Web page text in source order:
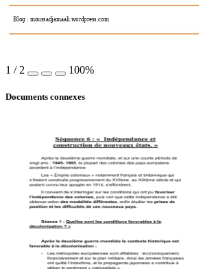
Blog : moussadjamaali.wordpress.com
1 / 2 100%
Documents connexes